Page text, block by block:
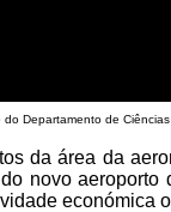
Departamento de
da área da
novo
económica